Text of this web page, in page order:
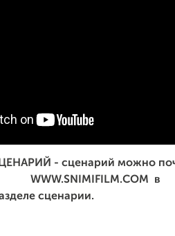
- сценарий можно